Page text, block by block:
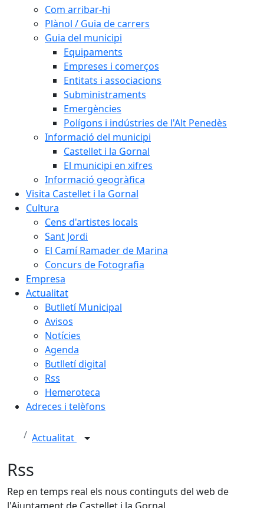
Com arribar-hi
Plànol / Guia de carrers
Guia del municipi
Equipaments
Empreses i comerços
Entitats i associacions
Subministraments
Emergències
Polígons i indústries de l'Alt Penedès
Informació del municipi
Castellet i la Gornal
El municipi en xifres
Informació geogràfica
Visita Castellet i la Gornal
Cultura
Cens d'artistes locals
Sant Jordi
El Camí Ramader de Marina
Concurs de Fotografia
Empresa
Actualitat
Butlletí Municipal
Avisos
Notícies
Agenda
Butlletí digital
Rss
Hemeroteca
Adreces i telèfons
Actualitat
Rss
Rep en temps real els nous continguts del web de